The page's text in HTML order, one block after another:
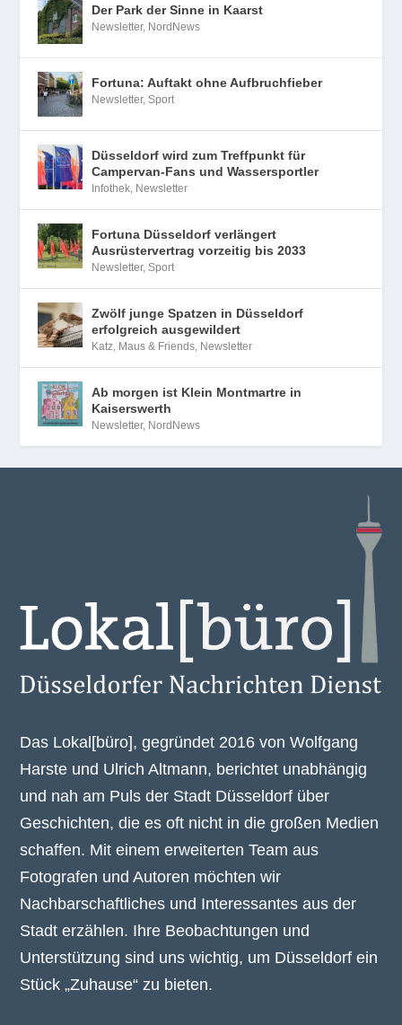
Der Park der Sinne in Kaarst
Newsletter, NordNews
Fortuna: Auftakt ohne Aufbruchfieber
Newsletter,Sport
Düsseldorf wird zum Treffpunkt für
Campervan-Fans und Wassersportler
Infothek Newsletter
Fortuna Düsseldorf verlängert
Ausrüstervertrag vorzeitig bis 2033
Newsletter,Sport
Zwölf junge Spatzen in Düsseldorf
erfolgreich ausgewildert
Katz, Maus & Friends Newsletter
Ab morgen ist Klein Montmartre in
Kaiserswerth
Newsletter, NordNews
Das Lokal[büro], gegründet 2016 von Wolfgang
Harste und Ulrich Altmann, berichtet unabhängig
und nah am Puls der Stadt Düsseldorf über
Geschichten, die es oft nicht in die großen Medien
schaffen. Mit einem erweiterten Team aus
Fotografen und Autoren möchten wir
Nachbarschaftliches und Interessantes aus der
Stadt erzählen. Ihre Beobachtungen und
Unterstützung sind uns wichtig, um Düsseldorf ein
Stück „Zuhause“ zu bieten.